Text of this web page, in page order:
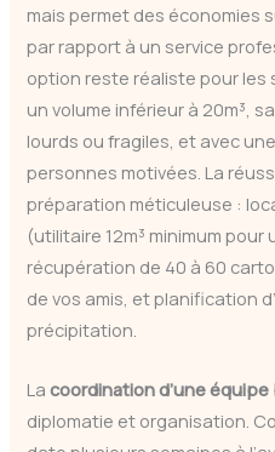
mais permet des économies
par rapport à un service
option reste réaliste pour
un volume inférieur à 20m³,
lourds ou fragiles, et avec
personnes motivées. La
préparation méticuleuse :
(utilitaire 12m³ minimum
récupération de 40 à 60
de vos amis, et planification
précipitation.
Lacoordination d’une
diplomatie et organisation.